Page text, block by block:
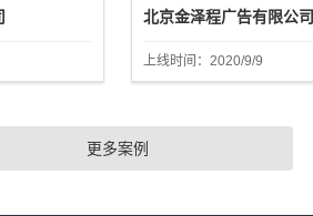
北京金泽程广告有限公司
上线时间：2020/9/9
更多案例